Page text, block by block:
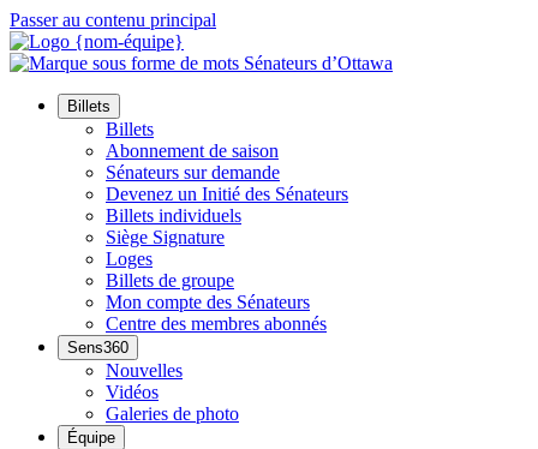
Passer au contenu principal
Billets
Billets
Abonnement de saison
Sénateurs sur demande
Devenez un Initié des Sénateurs
Billets individuels
Siège Signature
Loges
Billets de groupe
Mon compte des Sénateurs
Centre des membres abonnés
Sens360
Nouvelles
Vidéos
Galeries de photo
Équipe